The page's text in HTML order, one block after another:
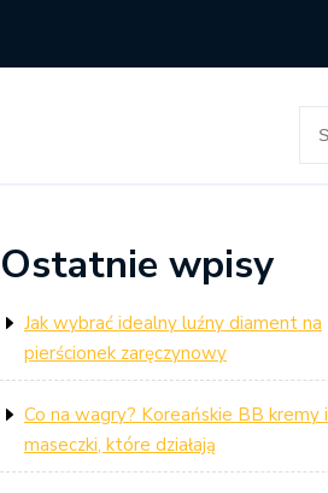
for:
Ostatnie wpisy
Jak wybrać idealny luźny diament na
pierścionek zaręczynowy
Co na wagry? Koreańskie BB kremy i
maseczki, które działają